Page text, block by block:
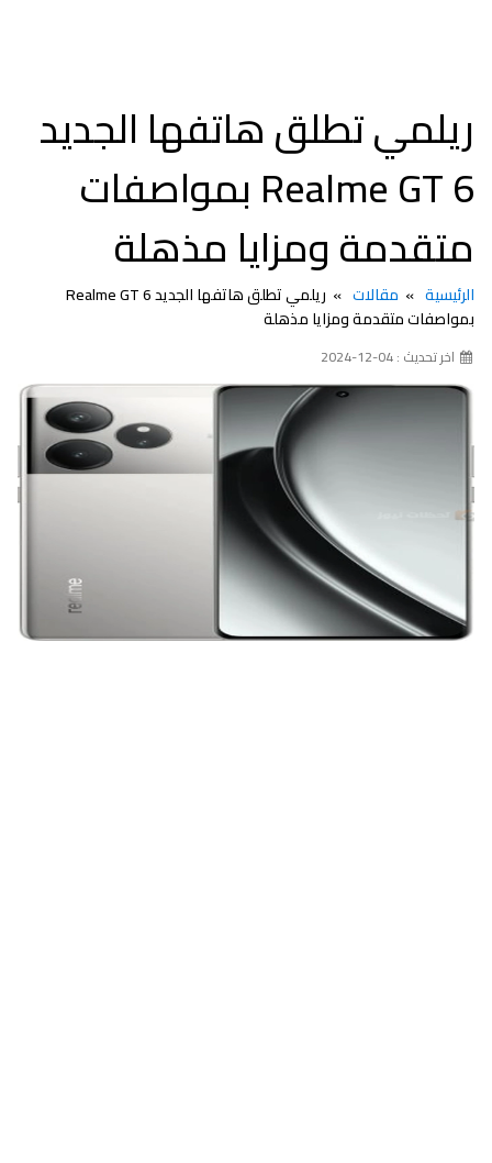
ريلمي تطلق هاتفها الجديد
Realme GT 6 بمواصفات
متقدمة ومزايا مذهلة
الرئيسية مقالات
ريلمي تطلق هاتفها الجديد Realme GT 6
بمواصفات متقدمة ومزايا مذهلة
اخر تحديث : 04-12-2024